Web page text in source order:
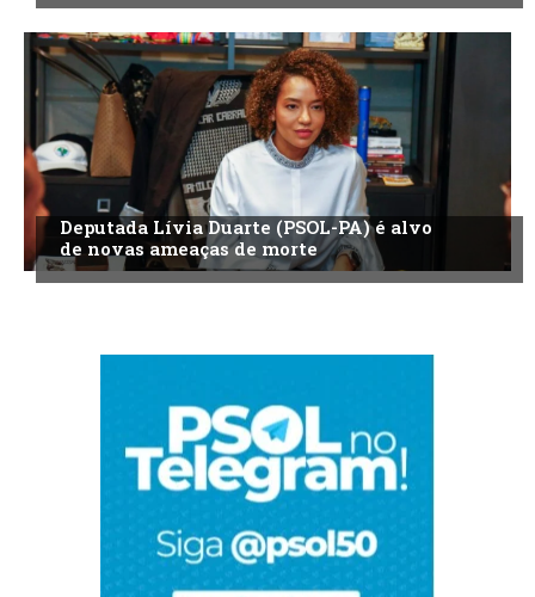
Deputada Lívia Duarte (PSOL-PA) é alvo
de novas ameaças de morte